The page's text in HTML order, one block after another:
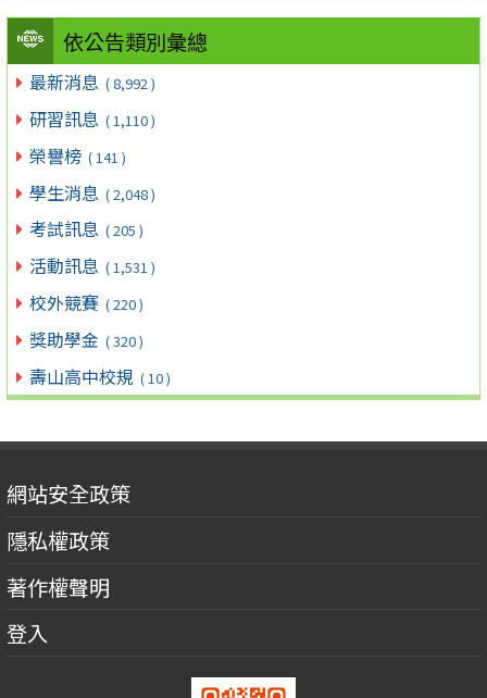
依公告類別彙總
最新消息 ( 8,992 )
研習訊息 ( 1,110 )
榮譽榜 ( 141 )
學生消息 ( 2,048 )
考試訊息 ( 205 )
活動訊息 ( 1,531 )
校外競賽 ( 220 )
獎助學金 ( 320 )
壽山高中校規 ( 10 )
網站安全政策
隱私權政策
著作權聲明
登入